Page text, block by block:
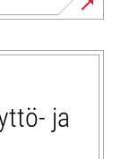
ja